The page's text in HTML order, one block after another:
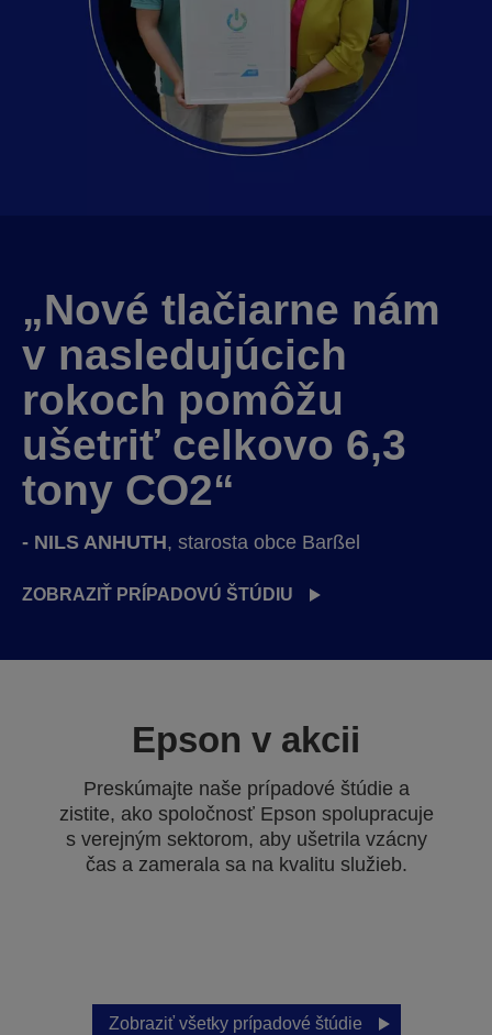
„Nové tlačiarne nám
v nasledujúcich
rokoch pomôžu
ušetriť celkovo 6,3
tony CO2“
- NILS ANHUTH, starosta obce Barßel
ZOBRAZIŤ PRÍPADOVÚ ŠTÚDIU
Epson v akcii
Preskúmajte naše prípadové štúdie a
zistite, ako spoločnosť Epson spolupracuje
s verejným sektorom, aby ušetrila vzácny
čas a zamerala sa na kvalitu služieb.
Zobraziť všetky prípadové štúdie